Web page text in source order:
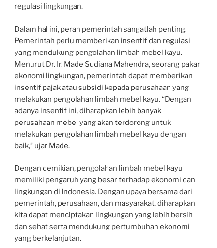
regulasi lingkungan.
Dalam hal ini, peran pemerintah sangatlah penting.
Pemerintah perlu memberikan insentif dan regulasi
yang mendukung pengolahan limbah mebel kayu.
Menurut Dr. Ir. Made Sudiana Mahendra, seorang pakar
ekonomi lingkungan, pemerintah dapat memberikan
insentif pajak atau subsidi kepada perusahaan yang
melakukan pengolahan limbah mebel kayu. “Dengan
adanya insentif ini, diharapkan lebih banyak
perusahaan mebel yang akan terdorong untuk
melakukan pengolahan limbah mebel kayu dengan
baik,” ujar Made.
Dengan demikian, pengolahan limbah mebel kayu
memiliki pengaruh yang besar terhadap ekonomi dan
lingkungan di Indonesia. Dengan upaya bersama dari
pemerintah, perusahaan, dan masyarakat, diharapkan
kita dapat menciptakan lingkungan yang lebih bersih
dan sehat serta mendukung pertumbuhan ekonomi
yang berkelanjutan.